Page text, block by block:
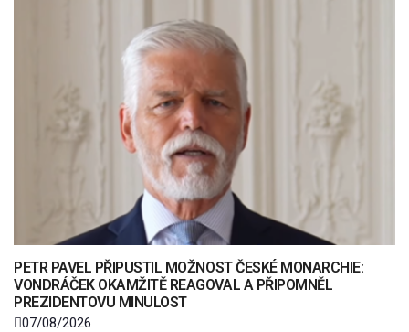
PETR PAVEL PŘIPUSTIL MOŽNOST ČESKÉ MONARCHIE:
VONDRÁČEK OKAMŽITĚ REAGOVAL A PŘIPOMNĚL
PREZIDENTOVU MINULOST
07/08/2026